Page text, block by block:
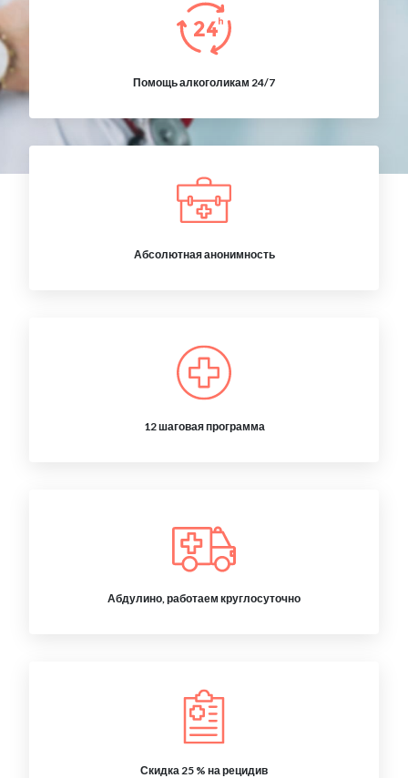
Помощь алкоголикам 24/7
Абсолютная анонимность
12 шаговая программа
Абдулино, работаем круглосуточно
Скидка 25 % на рецидив